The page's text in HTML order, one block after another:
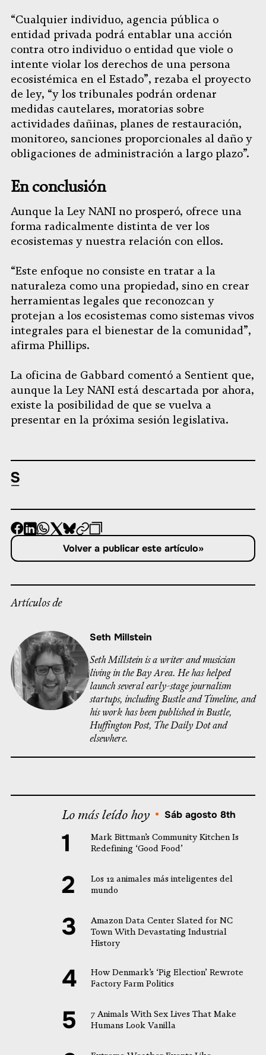
“Cualquier individuo, agencia pública o
entidad privada podrá entablar una acción
contra otro individuo o entidad que viole o
intente violar los derechos de una persona
ecosistémica en el Estado”, rezaba el proyecto
de ley, “y los tribunales podrán ordenar
medidas cautelares, moratorias sobre
actividades dañinas, planes de restauración,
monitoreo, sanciones proporcionales al daño y
obligaciones de administración a largo plazo”.
En conclusión
Aunque la Ley NANI no prosperó, ofrece una
forma radicalmente distinta de ver los
ecosistemas y nuestra relación con ellos.
“Este enfoque no consiste en tratar a la
naturaleza como una propiedad, sino en crear
herramientas legales que reconozcan y
protejan a los ecosistemas como sistemas vivos
integrales para el bienestar de la comunidad”,
afirma Phillips.
La oficina de Gabbard comentó a Sentient que,
aunque la Ley NANI está descartada por ahora,
existe la posibilidad de que se vuelva a
presentar en la próxima sesión legislativa.
-
-
-
-
en
-
en
-
Copiar
Volver a publicar este artículo»
Artículos de
Seth Millstein
Seth Millstein is a writer and musician
living in the Bay Area. He has helped
launch several early-stage journalism
startups, including Bustle and Timeline, and
his work has been published in Bustle,
Huffington Post, The Daily Dot and
elsewhere.
Lo más leído hoy • Sáb agosto 8th
Mark Bittman’s Community Kitchen Is
Redefining ‘Good Food’
Los 12 animales más inteligentes del
mundo
Amazon Data Center Slated for NC
Town With Devastating Industrial
History
How Denmark’s ‘Pig Election’ Rewrote
Factory Farm Politics
7 Animals With Sex Lives That Make
Humans Look Vanilla